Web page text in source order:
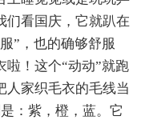
们看国庆，它就趴在
”，也的确够舒服
啦！这个“动动”就跑
人家织毛衣的毛线当
：紫，橙，蓝。它